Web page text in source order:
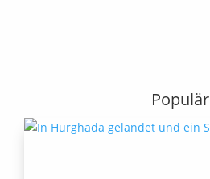
Populär